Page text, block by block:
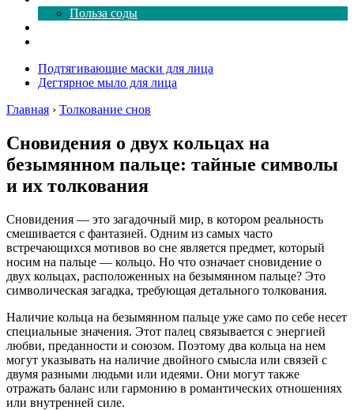
Польза соды
Подтягивающие маски для лица
Дегтярное мыло для лица
Главная › Толкование снов
Сновидения о двух кольцах на
безымянном пальце: тайные символы
и их толкования
Сновидения — это загадочный мир, в котором реальность
смешивается с фантазией. Одним из самых часто
встречающихся мотивов во сне является предмет, который
носим на пальце — кольцо. Но что означает сновидение о
двух кольцах, расположенных на безымянном пальце? Это
символическая загадка, требующая детального толкования.
Наличие кольца на безымянном пальце уже само по себе несет
специальные значения. Этот палец связывается с энергией
любви, преданности и союзом. Поэтому два кольца на нем
могут указывать на наличие двойного смысла или связей с
двумя разными людьми или идеями. Они могут также
отражать баланс или гармонию в романтических отношениях
или внутренней силе.